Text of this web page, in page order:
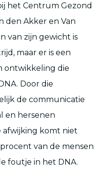
het Centrum Gezond
den Akker en Van
van zijn gewicht is
maar er is een
ontwikkeling die
Door die
de communicatie
en hersenen
afwijking komt niet
van de mensen
foutje in het DNA.